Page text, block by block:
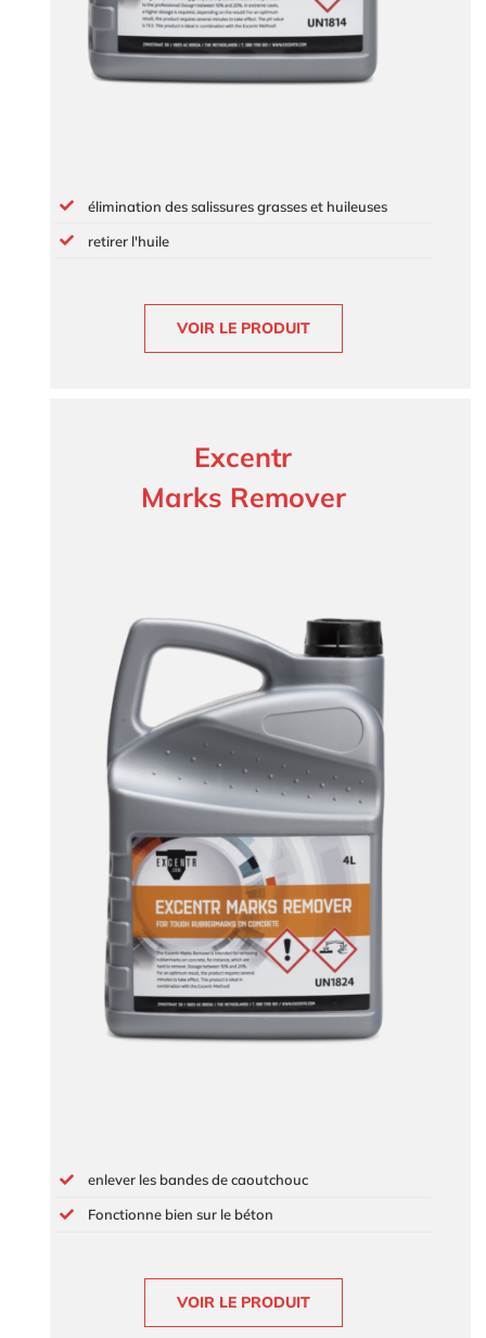
élimination des salissures grasses et huileuses
retirer l'huile
VOIR LE PRODUIT
Excentr
Marks Remover
enlever les bandes de caoutchouc
Fonctionne bien sur le béton
VOIR LE PRODUIT